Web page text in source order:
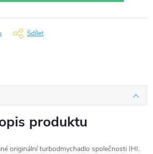
Sdílet
produktu
originální turbodmychadlo společnosti IHI.